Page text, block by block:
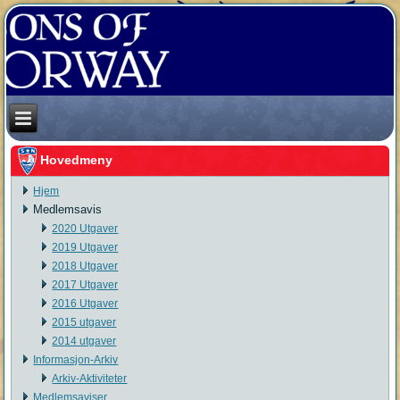
Hovedmeny
Hjem
Medlemsavis
2020 Utgaver
2019 Utgaver
2018 Utgaver
2017 Utgaver
2016 Utgaver
2015 utgaver
2014 utgaver
Informasjon-Arkiv
Arkiv-Aktiviteter